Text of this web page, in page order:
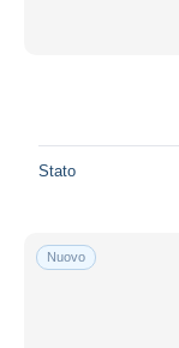
Stato
Nuovo